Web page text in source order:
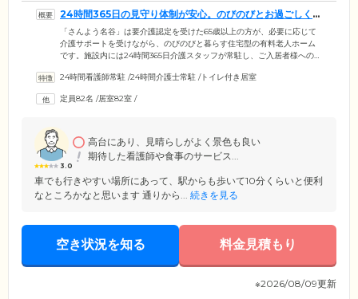
24時間365日の見守り体制が安心。のびのびとお過ごしくだ
さい
「さんよう名谷」は要介護認定を受けた65歳以上の方が、必要に応じて
介護サポートを受けながら、のびのびと暮らす住宅型の有料老人ホーム
です。施設内には24時間365日介護スタッフが常駐し、ご入居者様へのお
ご入居者様が過ごすお部屋は、プライバシーの守られた広い個室をご用
できます。神戸市営地下鉄「名谷」駅から13分と三宮方面からのアクセ
24時間看護師常駐 /24時間介護士常駐 /トイレ付き居室
定員82名 /居室82室 /
3.0
高台にあり、見晴らしがよく景色も良い
期待した看護師や食事のサービス...
車でも行きやすい場所にあって、駅からも歩いて10分くらいと便利
なところかなと思います 通りから... 続きを見る
空き状況を知る 料金見積もり
※2026/08/09更新